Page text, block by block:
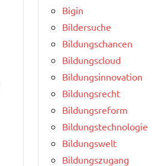
Bigin
Bildersuche
Bildungschancen
Bildungscloud
Bildungsinnovation
Bildungsrecht
Bildungsreform
Bildungstechnologie
Bildungswelt
Bildungszugang